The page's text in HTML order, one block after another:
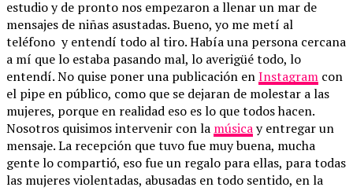
estudio y de pronto nos empezaron a llenar un mar de
mensajes de niñas asustadas. Bueno, yo me metí al
teléfono y entendí todo al tiro. Había una persona cercana
a mí que lo estaba pasando mal, lo averigüé todo, lo
entendí. No quise poner una publicación enInstagram con
el pipe en público, como que se dejaran de molestar a las
mujeres, porque en realidad eso es lo que todos hacen.
Nosotros quisimos intervenir con la músicay entregar un
mensaje. La recepción que tuvo fue muy buena, mucha
gente lo compartió, eso fue un regalo para ellas, para todas
las mujeres violentadas, abusadas en todo sentido, en la